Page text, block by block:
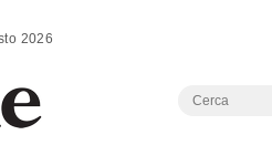
7 Agosto 2026
Search